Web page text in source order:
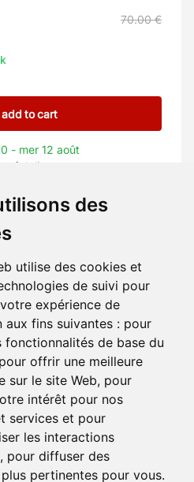
des
utilise des cookies et
de suivi pour
expérience de
aux fins suivantes : pour
fonctionnalités de base du
pour offrir une meilleure
sur le site Web, pour
intérêt pour nos
services et pour
les interactions
, pour diffuser des
pertinentes pour vous.
70.00 €
add to cart
- mer 12 août
of delivery
you need?
you on01 69 88 16 16
1)
find your part ?
an alert